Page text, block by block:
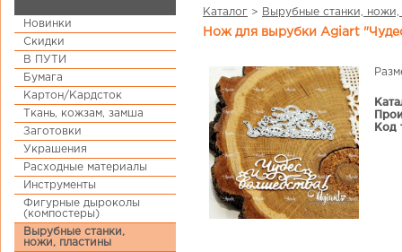
Новинки
Скидки
В ПУТИ
Бумага
Картон/Кардсток
Ткань, кожзам, замша
Заготовки
Украшения
Расходные материалы
Инструменты
Фигурные дыроколы
(компостеры)
Вырубные станки,
ножи, пластины
Каталог > Вырубные станки, ножи,
Нож для вырубки Agiart
Код